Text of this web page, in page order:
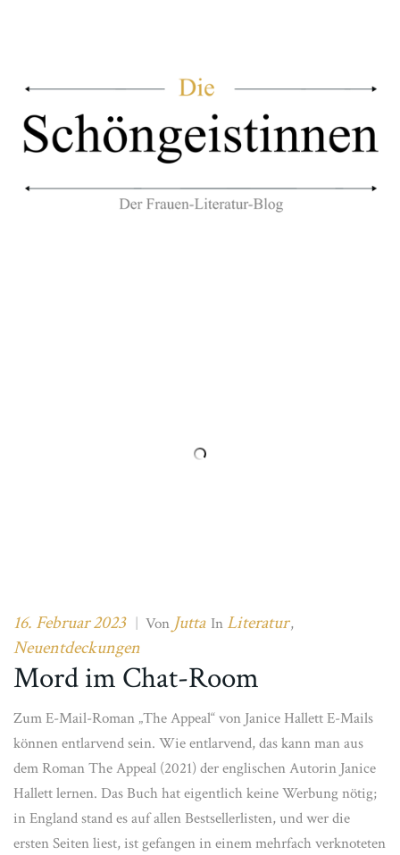
16. Februar 2023 Von Jutta In Literatur,
Neuentdeckungen
Mord im Chat-Room
Zum E-Mail-Roman „The Appeal“ von Janice Hallett E-Mails
können entlarvend sein. Wie entlarvend, das kann man aus
dem Roman The Appeal (2021) der englischen Autorin Janice
Hallett lernen. Das Buch hat eigentlich keine Werbung nötig;
in England stand es auf allen Bestsellerlisten, und wer die
ersten Seiten liest, ist gefangen in einem mehrfach verknoteten